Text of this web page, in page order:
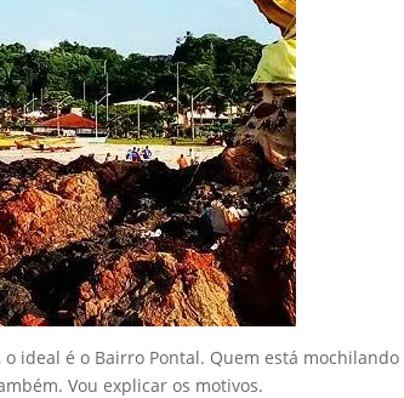
ideal é o Bairro Pontal. Quem está mochilando
Vou explicar os motivos.